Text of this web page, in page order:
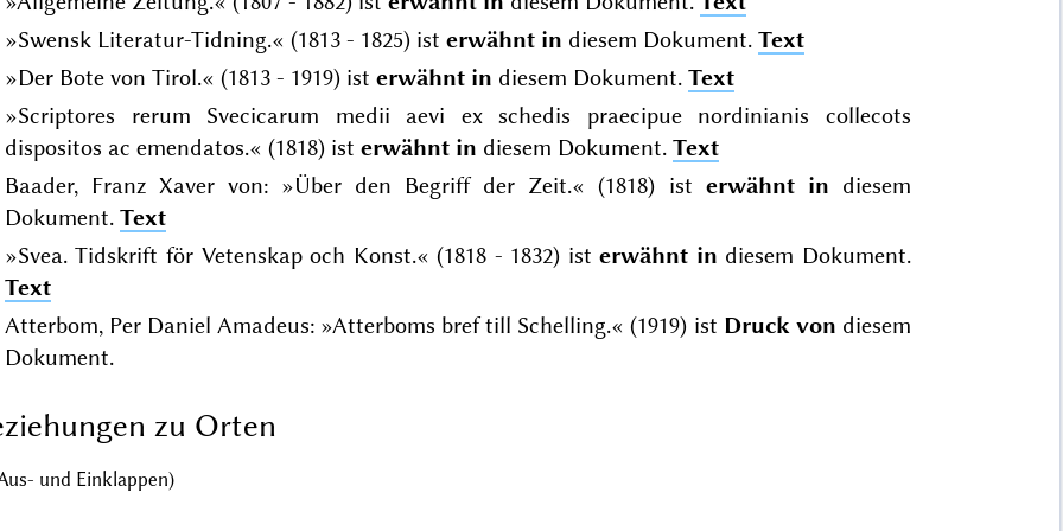
»Swensk Literatur-Tidning.« (1813 - 1825) ist erwähnt in diesem Dokument. Text
»Der Bote von Tirol.« (1813 - 1919) ist erwähnt in diesem Dokument. Text
»Scriptores rerum Svecicarum medii aevi ex schedis praecipue nordinianis collecots
dispositos ac emendatos.« (1818) ist erwähnt in diesem Dokument. Text
Baader, Franz Xaver von: »Über den Begriff der Zeit.« (1818) ist erwähnt in diesem
Dokument. Text
»Svea. Tidskrift för Vetenskap och Konst.« (1818 - 1832) isterwähnt in diesem Dokument.
Text
Atterbom, Per Daniel Amadeus: »Atterboms bref till Schelling.« (1919) ist Druck von diesem
Dokument.
zu Orten
und Einklappen)